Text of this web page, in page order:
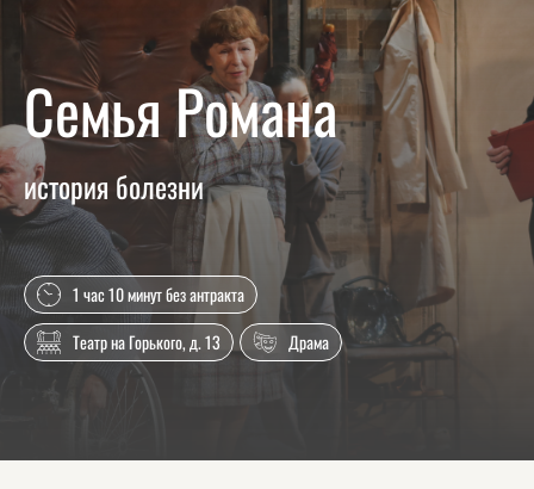
Семья Романа
история болезни
1 час 10 минут без антракта
Театр на Горького, д. 13
Драма